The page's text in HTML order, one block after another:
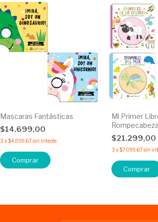
Mascaras Fantásticas
$14.699,00
3 x$4.899,67sin interés
Comprar
Mi Primer
$21.299,00
3 x$7.099,67sin
Comprar